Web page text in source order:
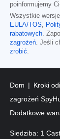
poinformujemy
Wszystkie
EULA/TOS,
rabatowych.
zagrożeń. Jeśli
zrobić.
Dom Kroki
zagrożeń
Dodatkowe
Siedziba: 1